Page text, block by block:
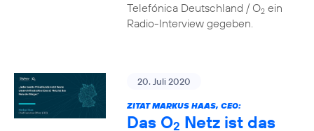
Telefónica Deutschland / O2ein
Radio-Interview gegeben.
20. Juli 2020
ZITAT MARKUS HAAS, CEO:
Das O2 Netz ist das